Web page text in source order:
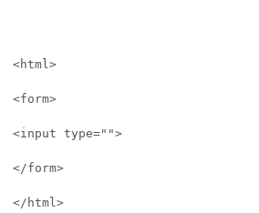
<html>
<form>
<input type="">
</form>
</html>